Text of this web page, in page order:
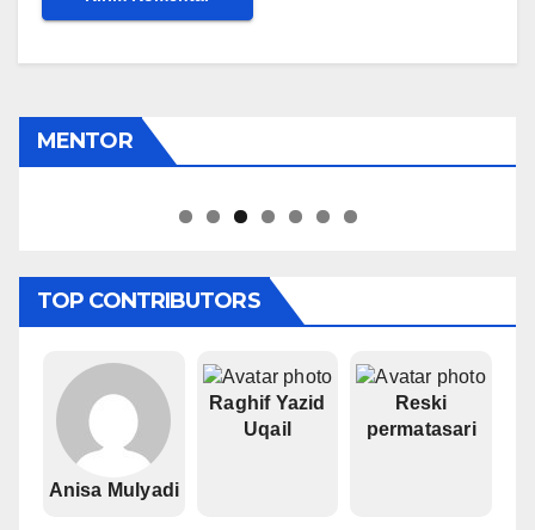
MENTOR
Pipiet Senja
TOP CONTRIBUTORS
Anisa Mulyadi
Raghif Yazid
Uqail
Reski
permatasari